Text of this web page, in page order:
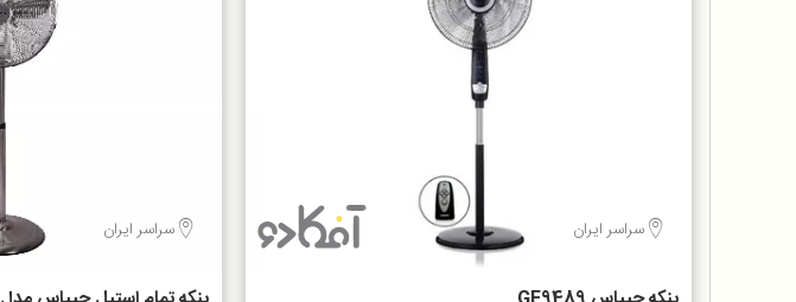
سراسر ایران سراسر ایران